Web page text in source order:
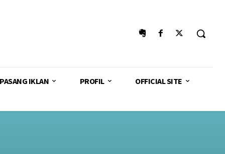
PASANG IKLAN PROFIL OFFICIAL SITE